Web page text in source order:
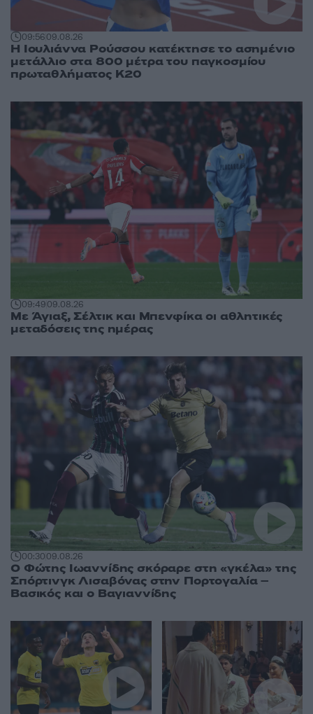
09:5609.08.26
Η Ιουλιάννα Ρούσσου κατέκτησε το ασημένιο
μετάλλιο στα 800 μέτρα του παγκοσμίου
πρωταθλήματος Κ20
09:4909.08.26
Με Άγιαξ, Σέλτικ και Μπενφίκα οι αθλητικές
μεταδόσεις της ημέρας
00:3009.08.26
Ο Φώτης Ιωαννίδης σκόραρε στη «γκέλα» της
Σπόρτινγκ Λισαβόνας στην Πορτογαλία –
Βασικός και ο Βαγιαννίδης